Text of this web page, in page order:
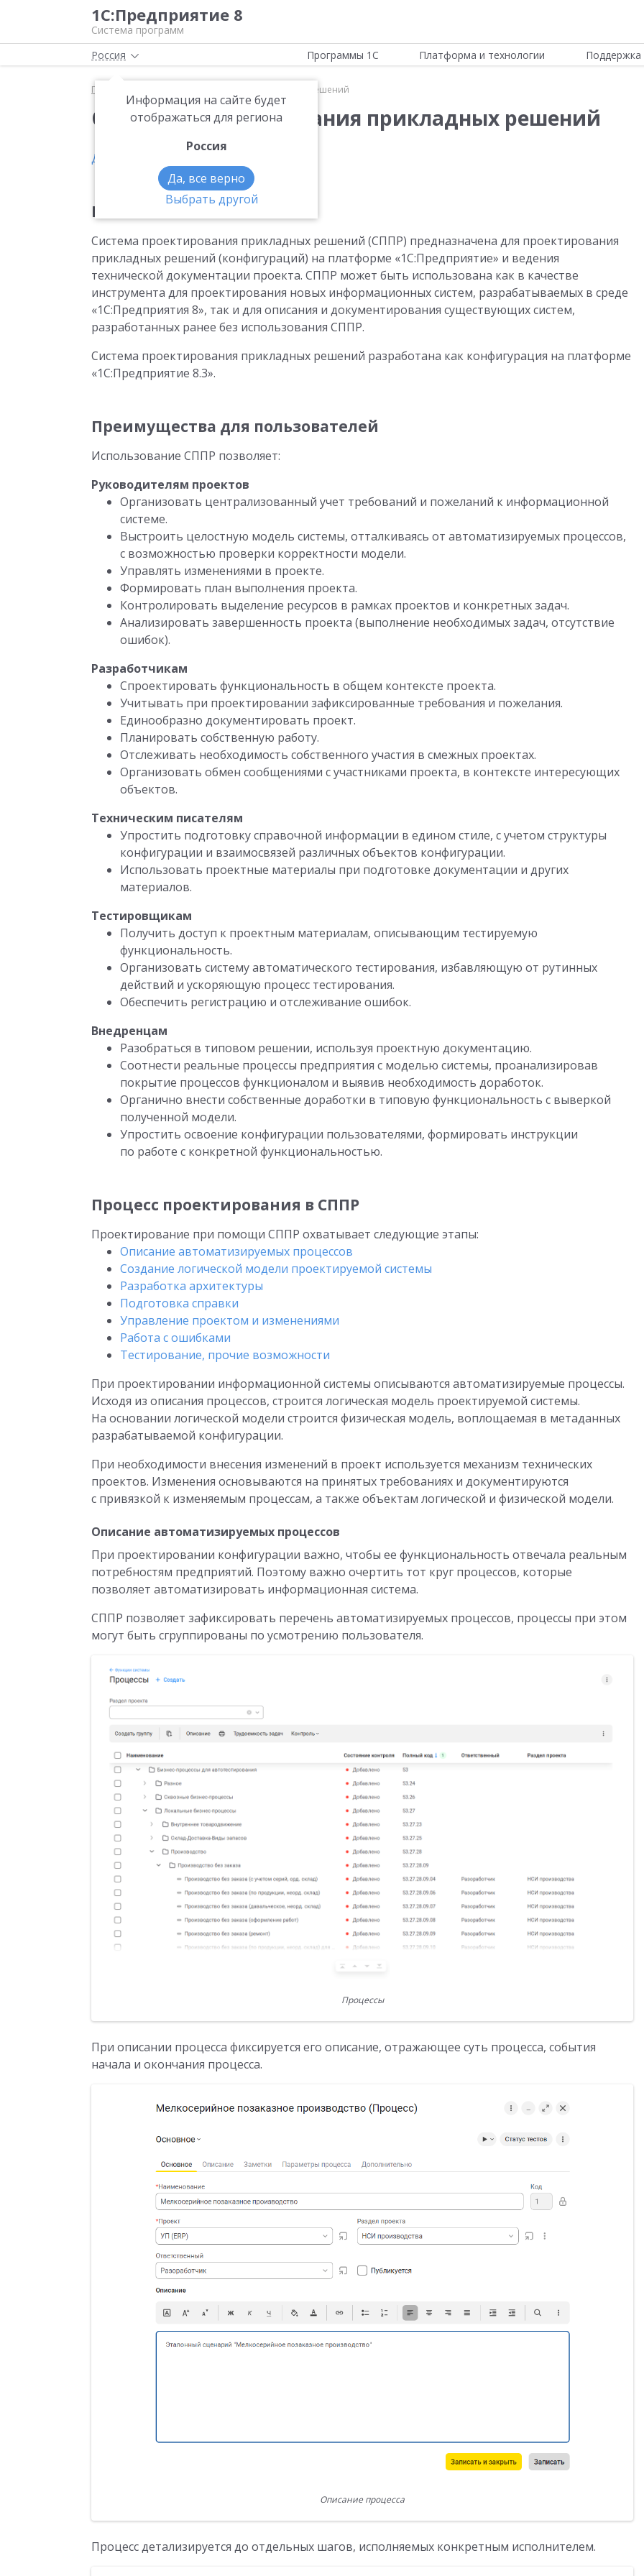
1С:Предприятие 8
Система программ
Россия
Информация на сайте будет
отображаться для региона
Россия
Да, все верно
Выбрать другой
Программы 1С Платформа и технологии Поддержка
Главная Система проектирования прикладных решений
Система проектирования прикладных решений
Демонстрационная база на сайте «1С»
Назначение системы
Система проектирования прикладных решений (СППР) предназначена для проектирования
прикладных решений (конфигураций) на платформе «1С:Предприятие» и ведения
технической документации проекта. СППР может быть использована как в качестве
инструмента для проектирования новых информационных систем, разрабатываемых в среде
«1С:Предприятия 8», так и для описания и документирования существующих систем,
разработанных ранее без использования СППР.
Система проектирования прикладных решений разработана как конфигурация на платформе
«1С:Предприятие 8.3».
Преимущества для пользователей
Использование СППР позволяет:
Руководителям проектов
Организовать централизованный учет требований и пожеланий к информационной
системе.
Выстроить целостную модель системы, отталкиваясь от автоматизируемых процессов,
с возможностью проверки корректности модели.
Управлять изменениями в проекте.
Формировать план выполнения проекта.
Контролировать выделение ресурсов в рамках проектов и конкретных задач.
Анализировать завершенность проекта (выполнение необходимых задач, отсутствие
ошибок).
Разработчикам
Спроектировать функциональность в общем контексте проекта.
Учитывать при проектировании зафиксированные требования и пожелания.
Единообразно документировать проект.
Планировать собственную работу.
Отслеживать необходимость собственного участия в смежных проектах.
Организовать обмен сообщениями с участниками проекта, в контексте интересующих
объектов.
Техническим писателям
Упростить подготовку справочной информации в едином стиле, с учетом структуры
конфигурации и взаимосвязей различных объектов конфигурации.
Использовать проектные материалы при подготовке документации и других
материалов.
Тестировщикам
Получить доступ к проектным материалам, описывающим тестируемую
функциональность.
Организовать систему автоматического тестирования, избавляющую от рутинных
действий и ускоряющую процесс тестирования.
Обеспечить регистрацию и отслеживание ошибок.
Внедренцам
Разобраться в типовом решении, используя проектную документацию.
Соотнести реальные процессы предприятия с моделью системы, проанализировав
покрытие процессов функционалом и выявив необходимость доработок.
Органично внести собственные доработки в типовую функциональность с выверкой
полученной модели.
Упростить освоение конфигурации пользователями, формировать инструкции
по работе с конкретной функциональностью.
Процесс проектирования в СППР
Проектирование при помощи СППР охватывает следующие этапы:
Описание автоматизируемых процессов
Создание логической модели проектируемой системы
Разработка архитектуры
Подготовка справки
Управление проектом и изменениями
Работа с ошибками
Тестирование, прочие возможности
При проектировании информационной системы описываются автоматизируемые процессы.
Исходя из описания процессов, строится логическая модель проектируемой системы.
На основании логической модели строится физическая модель, воплощаемая в метаданных
разрабатываемой конфигурации.
При необходимости внесения изменений в проект используется механизм технических
проектов. Изменения основываются на принятых требованиях и документируются
c привязкой к изменяемым процессам, а также объектам логической и физической модели.
Описание автоматизируемых процессов
При проектировании конфигурации важно, чтобы ее функциональность отвечала реальным
потребностям предприятий. Поэтому важно очертить тот круг процессов, которые
позволяет автоматизировать информационная система.
СППР позволяет зафиксировать перечень автоматизируемых процессов, процессы при этом
могут быть сгруппированы по усмотрению пользователя.
Процессы
При описании процесса фиксируется его описание, отражающее суть процесса, события
начала и окончания процесса.
Описание процесса
Процесс детализируется до отдельных шагов, исполняемых конкретным исполнителем.